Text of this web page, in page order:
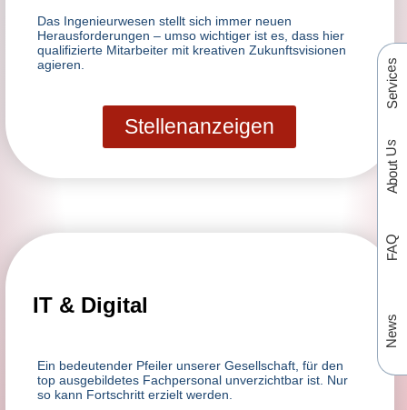
Services
About Us
FAQ
News
Das Ingenieurwesen stellt sich immer neuen
Herausforderungen – umso wichtiger ist es, dass hier
qualifizierte Mitarbeiter mit kreativen Zukunftsvisionen
agieren.
Stellenanzeigen
IT & Digital
Ein bedeutender Pfeiler unserer Gesellschaft, für den
top ausgebildetes Fachpersonal unverzichtbar ist. Nur
so kann Fortschritt erzielt werden.